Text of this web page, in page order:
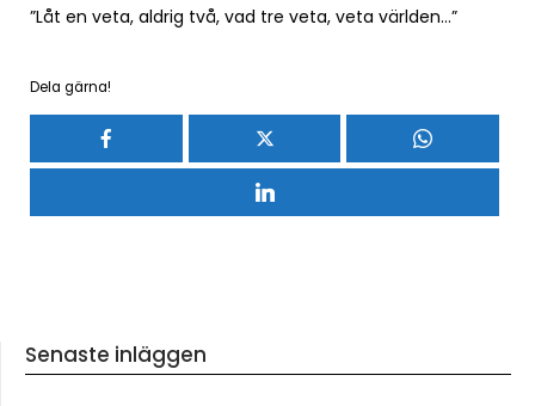
”Låt en veta, aldrig två, vad tre veta, veta världen…”
Dela gärna!
Senaste inläggen